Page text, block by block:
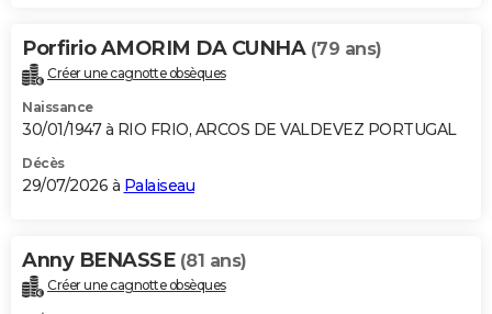
Porfirio AMORIM DA CUNHA (79 ans)
Créer une cagnotte obsèques
Naissance
30/01/1947 à RIO FRIO, ARCOS DE VALDEVEZ PORTUGAL
Décès
29/07/2026 à Palaiseau
Anny BENASSE (81 ans)
Créer une cagnotte obsèques